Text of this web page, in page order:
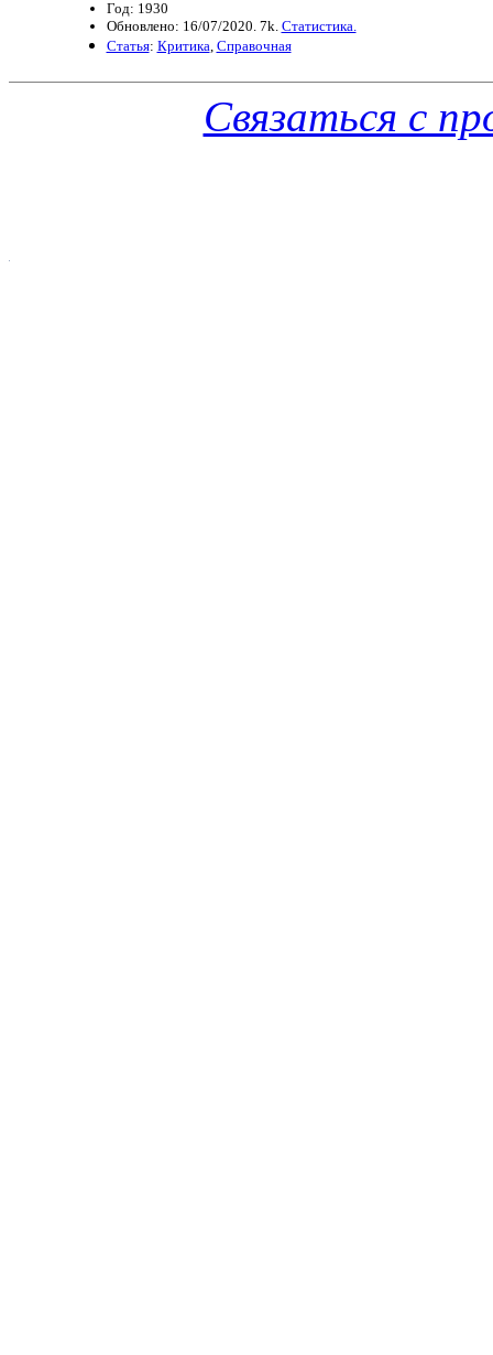
Год: 1930
Обновлено: 16/07/2020. 7k. Статистика.
Статья: Критика Справочная
Связаться с